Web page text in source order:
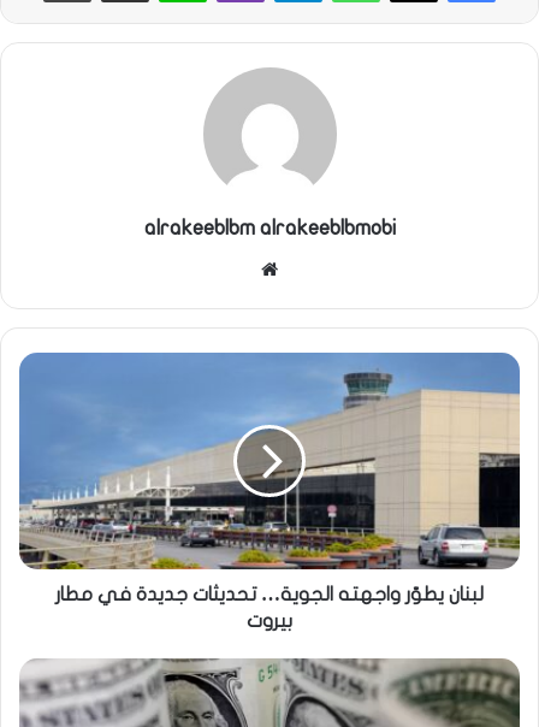
alrakeeblbm alrakeeblbmobi
لبنان يطوّر واجهته الجوية… تحديثات جديدة في مطار
بيروت